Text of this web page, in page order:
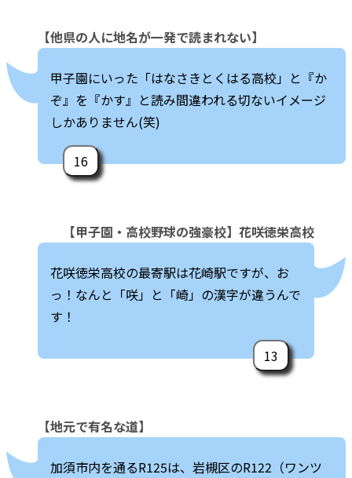
【他県の人に地名が一発で読まれない】
甲子園にいった「はなさきとくはる高校」と『か
ぞ』を『かす』と読み間違われる切ないイメージ
しかありません(笑)
16
【甲子園・高校野球の強豪校】花咲徳栄高校
花咲徳栄高校の最寄駅は花崎駅ですが、お
っ！なんと「咲」と「崎」の漢字が違うんで
す！
13
【地元で有名な道】
加須市内を通るR125は、岩槻区のR122（ワンツ